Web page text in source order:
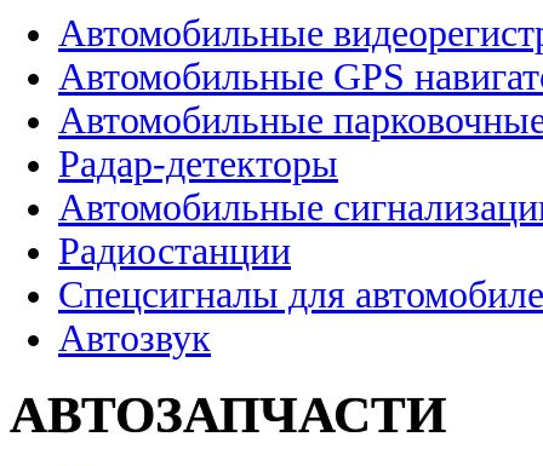
Автомобильные
Автомобильные GPS
Автомобильные
Радар-детекторы
Автомобильные
Радиостанции
Спецсигналы для
Автозвук
АВТОЗАПЧАСТИ